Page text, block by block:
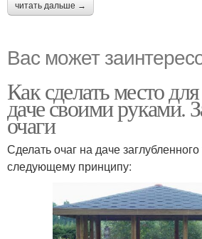
читать дальше →
Вас может
Как сделать место
даче своими руками.
очаги
Сделать очаг на даче
следующему принципу: